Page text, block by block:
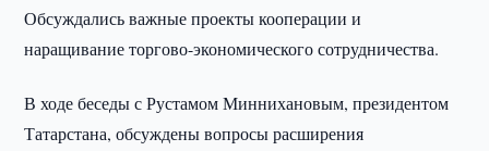
Обсуждались важные проекты кооперации и
наращивание торгово-экономического сотрудничества.
В ходе беседы с Рустамом Миннихановым, президентом
Татарстана, обсуждены вопросы расширения